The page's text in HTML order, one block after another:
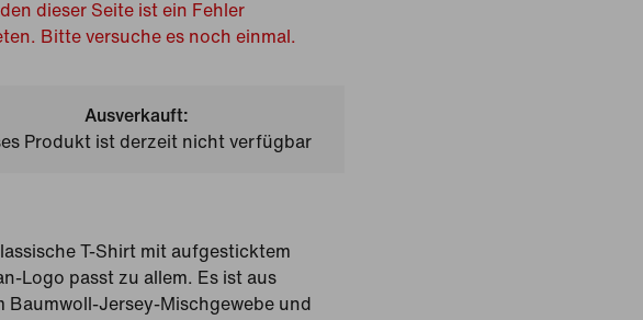
dieser Seite ist ein Fehler
Bitte versuche es noch einmal.
Ausverkauft:
Produkt ist derzeit nicht verfügbar
T-Shirt mit aufgesticktem
Logo passt zu allem. Es ist aus
Baumwoll-Jersey-Mischgewebe und